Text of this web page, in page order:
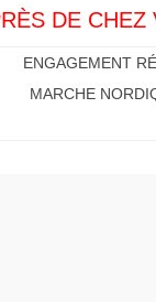
DE CHEZ
ENGAGEMENT
MARCHE